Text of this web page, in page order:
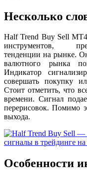
Несколько
Half Trend Buy Sell
инструментов,
тенденции на рынке.
валютного рынка
Индикатор
совершать покупку
Стоит отметить, что
времени. Сигнал
перерисовок. Помимо
выхода.
Особенности